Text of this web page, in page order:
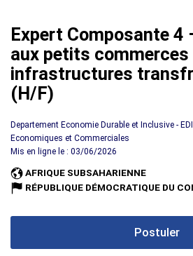
Expert Composante
aux petits commerces
infrastructures
(H/F)
Departement Economie Durable et Inclusive -
Economiques et Commerciales
Mis en ligne le : 03/06/2026
AFRIQUE SUBSAHARIENNE
RÉPUBLIQUE DÉMOCRATIQUE DU
Postuler